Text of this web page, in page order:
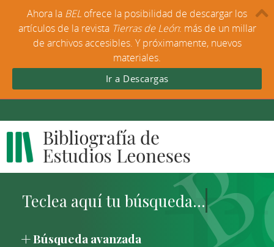
Búsqueda avanzada
Ahora la BEL ofrece la posibilidad de descargar los
artículos de la revista Tierras de León: más de un millar
de archivos accesibles. Y próximamente, nuevos
materiales.
Ir a Descargas